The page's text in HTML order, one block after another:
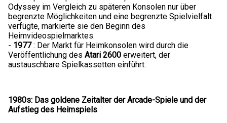
Odyssey im Vergleich zu späteren Konsolen nur über
begrenzte Möglichkeiten und eine begrenzte Spielvielfalt
verfügte, markierte sie den Beginn des
Heimvideospielmarktes.
- 1977: Der Markt für Heimkonsolen wird durch die
Veröffentlichung des Atari 2600 erweitert, der
austauschbare Spielkassetten einführt.
1980s: Das goldene Zeitalter der Arcade-Spiele und der
Aufstieg des Heimspiels